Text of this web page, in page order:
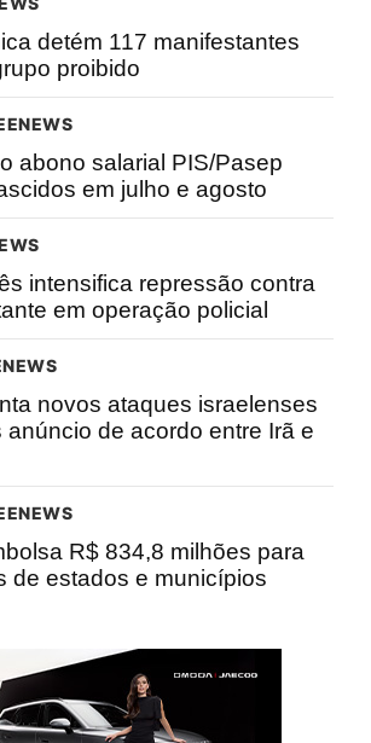
detém 117 manifestantes
proibido
abono salarial PIS/Pasep
em julho e agosto
intensifica repressão contra
em operação policial
novos ataques israelenses
anúncio de acordo entre Irã e
R$ 834,8 milhões para
de estados e municípios